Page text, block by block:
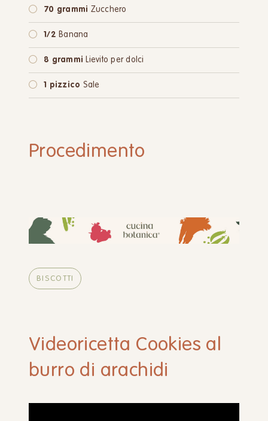
70 grammi Zucchero
1/2 Banana
8 grammi Lievito per dolci
1 pizzico Sale
Procedimento
BISCOTTI
Videoricetta Cookies al
burro di arachidi